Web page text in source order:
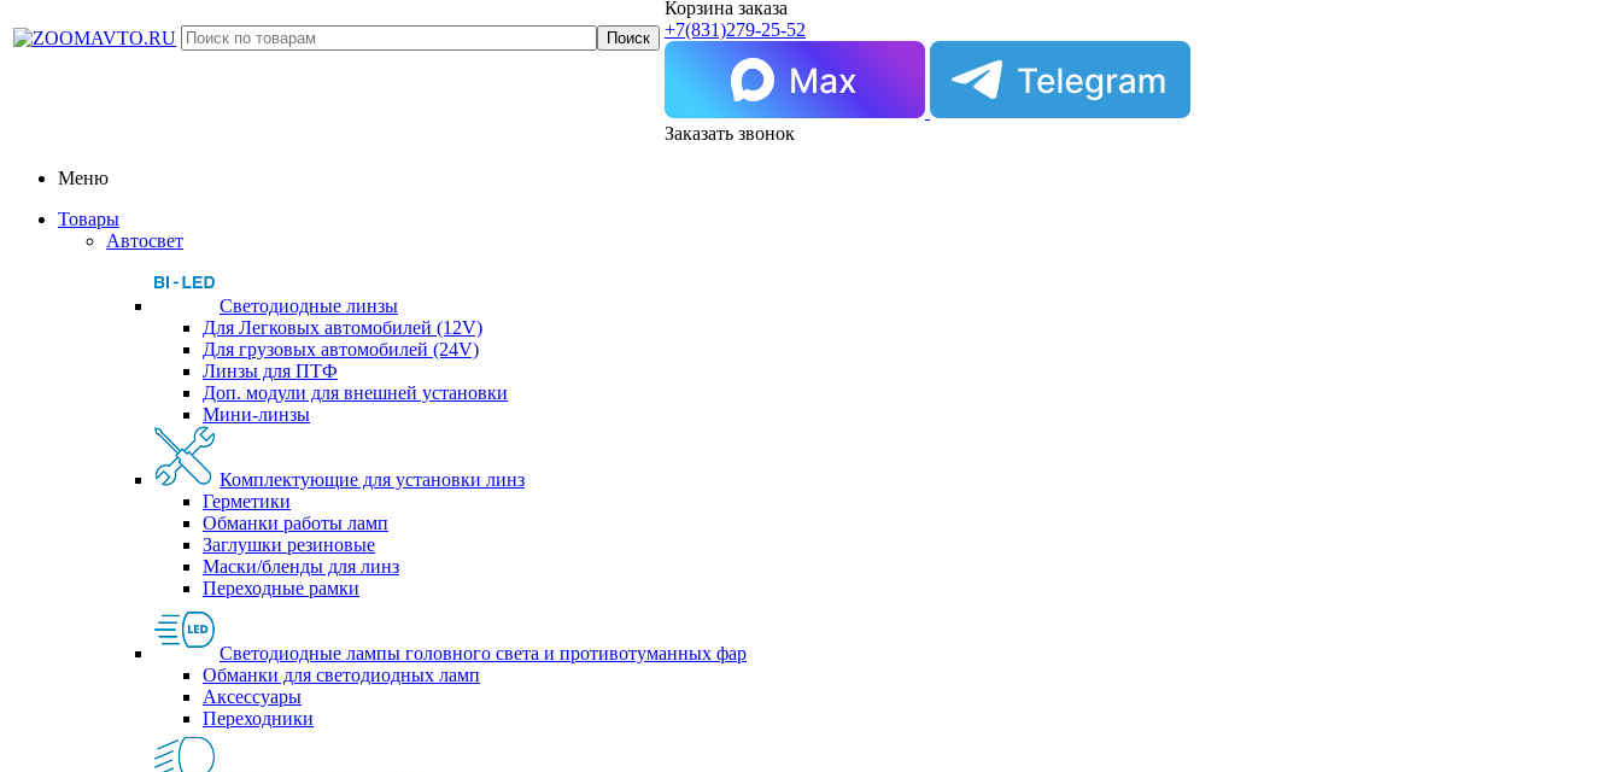
Корзина заказа
+7(831)279-25-52
Заказать звонок
Меню
Товары
Автосвет
Светодиодные линзы
Для Легковых автомобилей (12V)
Для грузовых автомобилей (24V)
Линзы для ПТФ
Доп. модули для внешней установки
Мини-линзы
Комплектующие для установки линз
Герметики
Обманки работы ламп
Заглушки резиновые
Маски/бленды для линз
Переходные рамки
Светодиодные лампы головного света и противотуманных фар
Обманки для светодиодных ламп
Аксессуары
Переходники